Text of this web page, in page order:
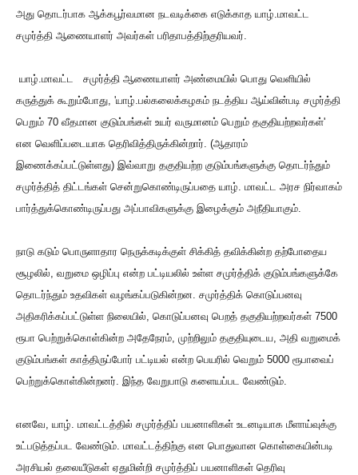
அது தொடர்பாக ஆக்கபூர்வமான நடவடிக்கை எடுக்காத யாழ்.மாவட்ட
சமுர்த்தி ஆணையாளர் அவர்கள் பரிதாபத்திற்குரியவர்.
யாழ்.மாவட்ட சமுர்த்தி ஆணையாளர் அண்மையில் பொது வெளியில்
கருத்துக் கூறும்போது, 'யாழ்.பல்கலைக்கழகம் நடத்திய ஆய்வின்படி சமுர்த்தி
பெறும் 70 வீதமான குடும்பங்கள் உயர் வருமானம் பெறும் தகுதியற்றவர்கள்'
என வெளிப்படையாக தெரிவித்திருக்கின்றார். (ஆதாரம்
இணைக்கப்பட்டுள்ளது) இவ்வாறு தகுதியற்ற குடும்பங்களுக்கு தொடர்ந்தும்
சமுர்த்தித் திட்டங்கள் சென்றுகொண்டிருப்பதை யாழ். மாவட்ட அரச நிர்வாகம்
பார்த்துக்கொண்டிருப்பது அப்பாவிகளுக்கு இழைக்கும் அநீதியாகும்.
நாடு கடும் பொருளாதார நெருக்கடிக்குள் சிக்கித் தவிக்கின்ற தற்போதைய
சூழலில், வறுமை ஒழிப்பு என்ற பட்டியலில் உள்ள சமுர்த்திக் குடும்பங்களுக்கே
தொடர்ந்தும் உதவிகள் வழங்கப்படுகின்றன. சமுர்த்திக் கொடுப்பனவு
அதிகரிக்கப்பட்டுள்ள நிலையில், கொடுப்பனவு பெறத் தகுதியற்றவர்கள் 7500
ரூபா பெற்றுக்கொள்கின்ற அதேநேரம், முற்றிலும் தகுதியுடைய, அதி வறுமைக்
குடும்பங்கள் காத்திருப்போர் பட்டியல் என்ற பெயரில் வெறும் 5000 ரூபாவைப்
பெற்றுக்கொள்கின்றனர். இந்த வேறுபாடு களையப்பட வேண்டும்.
எனவே, யாழ். மாவட்டத்தில் சமுர்த்திப் பயனாளிகள் உடனடியாக மீளாய்வுக்கு
உட்படுத்தப்பட வேண்டும். மாவட்டத்திற்கு என பொதுவான கொள்கையின்படி
அரசியல் தலையீடுகள் ஏதுமின்றி சமுர்த்திப் பயனாளிகள் தெரிவு